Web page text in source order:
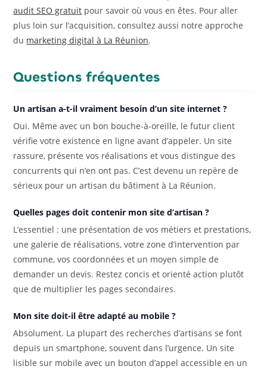
audit SEO gratuit pour savoir où vous en êtes. Pour aller
plus loin sur l’acquisition, consultez aussi notre approche
du marketing digital à La Réunion.
Questions fréquentes
Un artisan a-t-il vraiment besoin d’un site internet ?
Oui. Même avec un bon bouche-à-oreille, le futur client
vérifie votre existence en ligne avant d’appeler. Un site
rassure, présente vos réalisations et vous distingue des
concurrents qui n’en ont pas. C’est devenu un repère de
sérieux pour un artisan du bâtiment à La Réunion.
Quelles pages doit contenir mon site d’artisan ?
L’essentiel : une présentation de vos métiers et prestations,
une galerie de réalisations, votre zone d’intervention par
commune, vos coordonnées et un moyen simple de
demander un devis. Restez concis et orienté action plutôt
que de multiplier les pages secondaires.
Mon site doit-il être adapté au mobile ?
Absolument. La plupart des recherches d’artisans se font
depuis un smartphone, souvent dans l’urgence. Un site
lisible sur mobile avec un bouton d’appel accessible en un